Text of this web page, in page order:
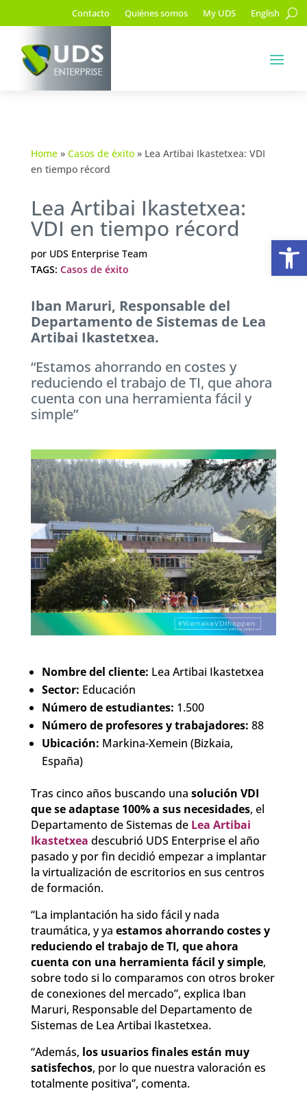
Contacto Quiénes somos My UDS English
Home» Casos de éxito» Lea Artibai Ikastetxea: VDI
en tiempo récord
Lea Artibai Ikastetxea:
VDI en tiempo récord
por UDS Enterprise Team
TAGS: Casos de éxito
Iban Maruri, Responsable del
Departamento de Sistemas de Lea
Artibai Ikastetxea.
“Estamos ahorrando en costes y
reduciendo el trabajo de TI, que ahora
cuenta con una herramienta fácil y
simple”
Nombre del cliente: Lea Artibai Ikastetxea
Sector: Educación
Número de estudiantes: 1.500
Número de profesores y trabajadores: 88
Ubicación: Markina-Xemein (Bizkaia,
España)
Tras cinco años buscando una solución VDI
que se adaptase 100% a sus necesidades, el
Departamento de Sistemas de Lea Artibai
Ikastetxea descubrió UDS Enterprise el año
pasado y por fin decidió empezar a implantar
la virtualización de escritorios en sus centros
de formación.
“La implantación ha sido fácil y nada
traumática, y ya estamos ahorrando costes y
reduciendo el trabajo de TI, que ahora
cuenta con una herramienta fácil y simple,
sobre todo si lo comparamos con otros broker
de conexiones del mercado”, explica Iban
Maruri, Responsable del Departamento de
Sistemas de Lea Artibai Ikastetxea.
“Además, los usuarios finales están muy
satisfechos, por lo que nuestra valoración es
totalmente positiva”, comenta.